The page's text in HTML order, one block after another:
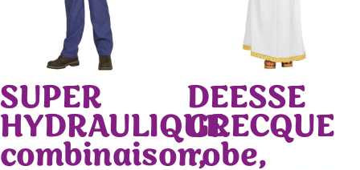
SUPER
HYDRAULIQUE
combinaison,
DEESSE
GRECQUE
robe,